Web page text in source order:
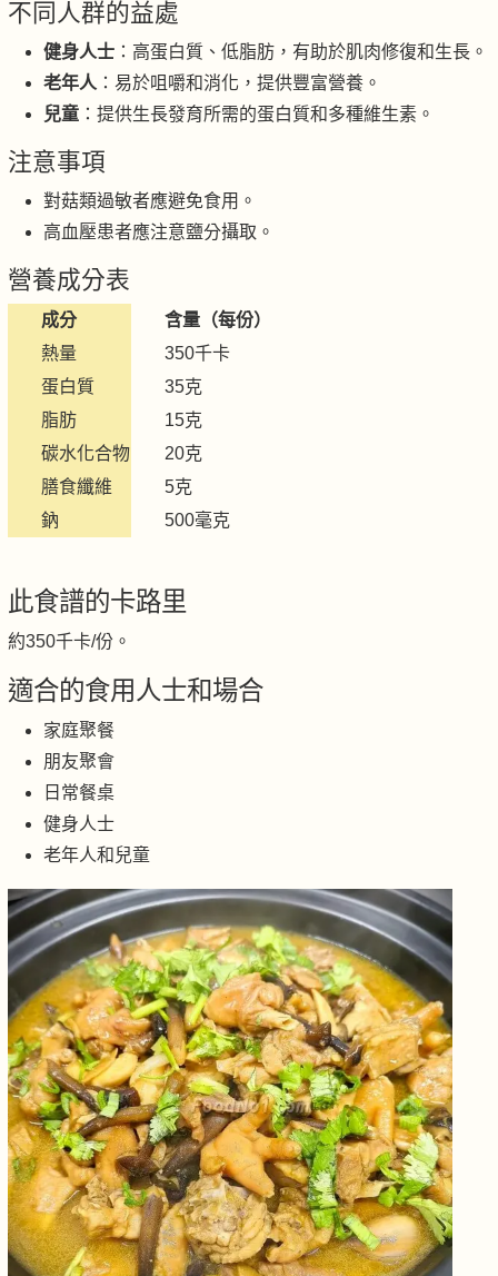
不同人群的益處
健身人士 ：高蛋白質、低脂肪，有助於肌肉修復和生長。
老年人：易於咀嚼和消化，提供豐富營養。
兒童 ：提供生長發育所需的蛋白質和多種維生素。
注意事項
對菇類過敏者應避免食用。
高血壓患者應注意鹽分攝取。
營養成分表
成分
含量（每份）
熱量
350千卡
蛋白質
35克
脂肪
15克
碳水化合物
20克
膳食纖維
5克
鈉
500毫克
此食譜的卡路里
約350千卡/份。
適合的食用人士和場合
家庭聚餐
朋友聚會
日常餐桌
健身人士
老年人和兒童